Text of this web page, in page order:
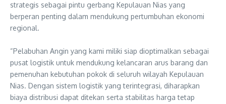
strategis sebagai pintu gerbang Kepulauan Nias yang
berperan penting dalam mendukung pertumbuhan ekonomi
regional.
‎“Pelabuhan Angin yang kami miliki siap dioptimalkan sebagai
pusat logistik untuk mendukung kelancaran arus barang dan
pemenuhan kebutuhan pokok di seluruh wilayah Kepulauan
Nias. Dengan sistem logistik yang terintegrasi, diharapkan
biaya distribusi dapat ditekan serta stabilitas harga tetap